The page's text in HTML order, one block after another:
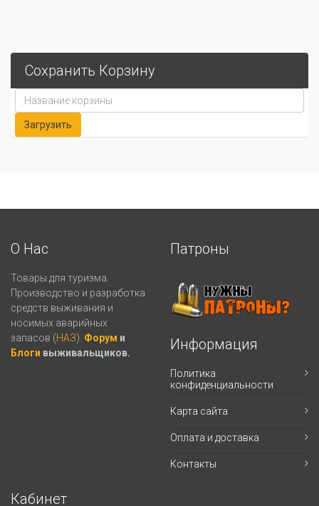
Сохранить Корзину
О Нас
Товары для туризма.
Производство и разработка
средств выживания и
носимых аварийных
запасов (НАЗ). Форум и
Блоги выживальщиков.
Патроны
Информация
Политика
конфиденциальности
Карта сайта
Оплата и доставка
Контакты
Кабинет